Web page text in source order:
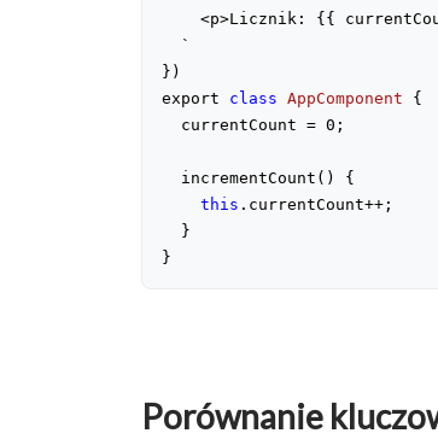
<p>Licznik: {{
  `
})
export class AppComponent {
  currentCount =
0 ;
  incrementCount() {
this .currentCount++;
  }
}
Porównanie